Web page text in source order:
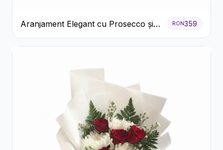
Aranjament Elegant cu Prosecco și
Flori Galbene.
RON359